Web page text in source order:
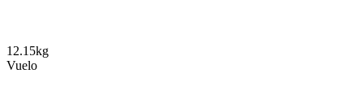
12.15kg
Vuelo